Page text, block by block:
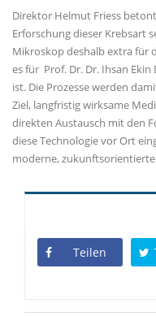
Direktor Helmut Friess
Erforschung dieser Krebsart
Mikroskop deshalb extra für
es für Prof. Dr. Dr. Ihsan
ist. Die Prozesse werden
Ziel, langfristig wirksame
direkten Austausch mit den
diese Technologie vor Ort
moderne,
Teilen